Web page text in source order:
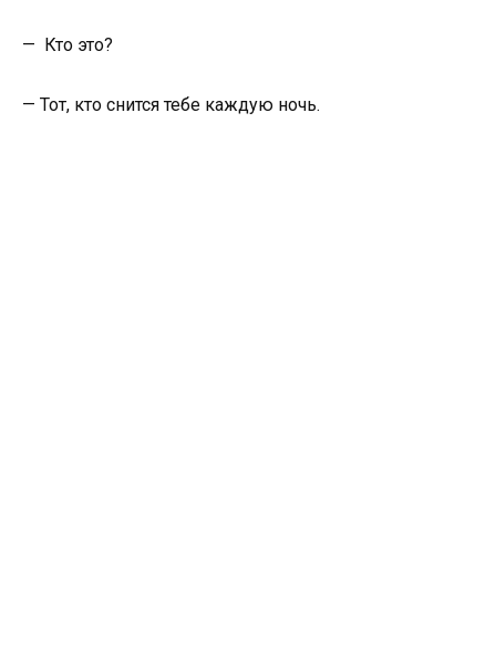
— Кто это?
— Тот, кто снится тебе каждую ночь.